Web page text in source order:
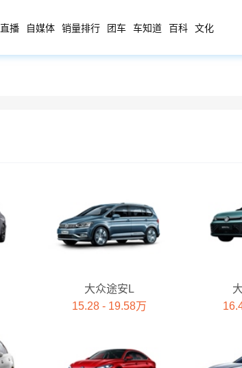
直播 自媒体 销量排行 团车 车知道 百科 文化
大众途安L
15.28 - 19.58万